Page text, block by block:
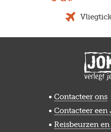
Contacteer ons
Contacteer
Reisbeurzen